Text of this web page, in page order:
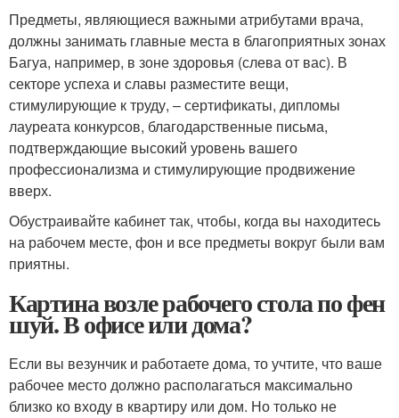
Предметы, являющиеся важными атрибутами врача,
должны занимать главные места в благоприятных зонах
Багуа, например, в зоне здоровья (слева от вас). В
секторе успеха и славы разместите вещи,
стимулирующие к труду, – сертификаты, дипломы
лауреата конкурсов, благодарственные письма,
подтверждающие высокий уровень вашего
профессионализма и стимулирующие продвижение
вверх.
Обустраивайте кабинет так, чтобы, когда вы находитесь
на рабочем месте, фон и все предметы вокруг были вам
приятны.
Картина возле рабочего стола по фен
шуй. В офисе или дома?
Если вы везунчик и работаете дома, то учтите, что ваше
рабочее место должно располагаться максимально
близко ко входу в квартиру или дом. Но только не